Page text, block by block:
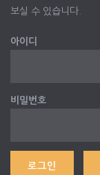
보실 수 있습니다.
아이디
비밀번호